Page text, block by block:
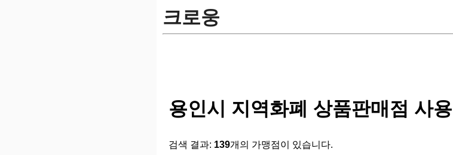
크로웅
용인시 지역화폐 상품판매점 사
검색 결과: 139개의 가맹점이 있습니다.